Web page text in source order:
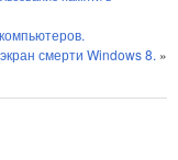
смерти Windows 8. »